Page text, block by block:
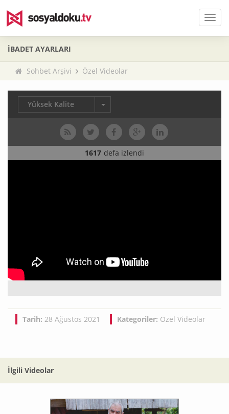
Menü
İBADET AYARLARI
Sohbet Arşivi Özel Videolar
Yüksek Kalite
1617 defa izlendi
Tarih: 28 Ağustos 2021 Kategoriler: Özel Videolar
İlgili Videolar